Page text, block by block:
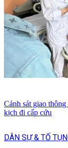
Cảnh sát giao
kịch đi cấp cứu
DÂN SỰ & TỐ